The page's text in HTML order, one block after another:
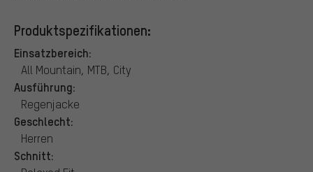
Produktspezifikationen:
Einsatzbereich:
All Mountain, MTB, City
Ausführung:
Regenjacke
Geschlecht:
Herren
Schnitt: